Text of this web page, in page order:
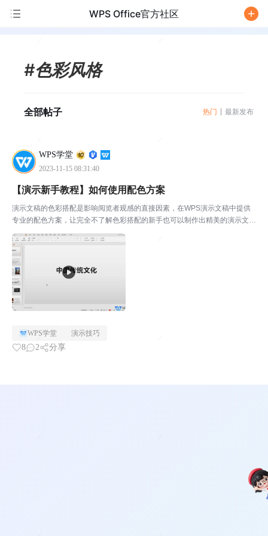
WPS Office官方社区
#色彩风格
全部帖子 热门 最新发布
WPS学堂
2023-11-15 08:31:40
【演示新手教程】如何使用配色方案
演示文稿的色彩搭配是影响阅览者观感的直接因素，在WPS演示文稿中提供
专业的配色方案，让完全不了解色彩搭配的新手也可以制作出精美的演示文
稿。▪以此为例，这是一个关于中国风的演示文稿，因此白底黑字看起来就有
些单一，此时我们可以点击「设计」选项卡下的「配色方案」...
WPS学堂 演示技巧
8 2 分享